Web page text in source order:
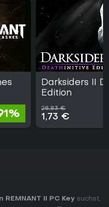
Darksiders II
Edition
28,83 €
1,73 €
REMNANT II PC Key suchst,